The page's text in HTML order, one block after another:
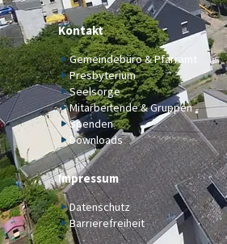
Kontakt
Gemeindebüro & Pfarramt
Presbyterium
Seelsorge
Mitarbeitende & Gruppen
Spenden
Downloads
Impressum
Datenschutz
Barrierefreiheit